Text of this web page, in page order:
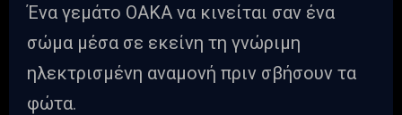
Ένα γεμάτο ΟΑΚΑ να κινείται σαν ένα
σώμα μέσα σε εκείνη τη γνώριμη
ηλεκτρισμένη αναμονή πριν σβήσουν τα
φώτα.